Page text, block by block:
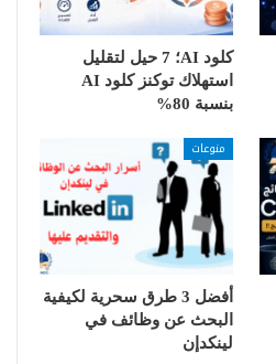
كلود AI؛ 7 حيل لتقليل
استهلاك توكنز كلود AI
بنسبة 80%
منوعات
أفضل 3 طرق سحرية لكيفية
البحث عن وظائف في
لينكدإن